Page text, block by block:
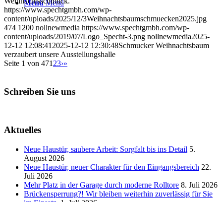
Menü Menü
https://www.spechtgmbh.com/wp-
content/uploads/2025/12/3Weihnachtsbaumschmuecken2025.jpg
474 1200 nollnewmedia https://www.spechtgmbh.com/wp-
content/uploads/2019/07/Logo_Specht-3.png nollnewmedia2025-
12-12 12:08:41 2025-12-12 12:30:48Schmucker Weihnachtsbaum
verzaubert unsere Ausstellungshalle
Seite 1 von 471 23›»
Schreiben Sie uns
Aktuelles
Neue Haustür, saubere Arbeit: Sorgfalt bis ins Detail 5.
August 2026
Neue Haustür, neuer Charakter für den Eingangsbereich 22.
Juli 2026
Mehr Platz in der Garage durch moderne Rolltore 8. Juli 2026
Brückensperrung?! Wir bleiben weiterhin zuverlässig für Sie